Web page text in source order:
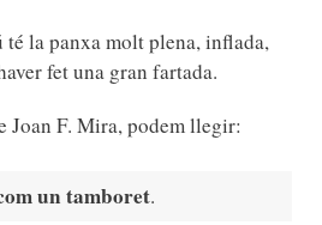
té la panxa molt plena, inflada,
fet una gran fartada.
Joan F. Mira, podem llegir:
un tamboret.